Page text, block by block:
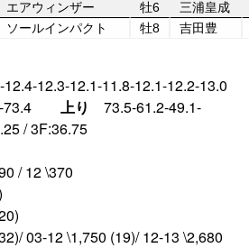
エアウィンザー 牡6
三浦皇成
ソールインパクト 牡8 吉田豊
12.3-12.1-11.8-12.1-12.2-13.0
上り 73.5-61.2-49.1-
/ 3F:36.75
/ 12 \370
03-12 \1,750 (19)/ 12-13 \2,680